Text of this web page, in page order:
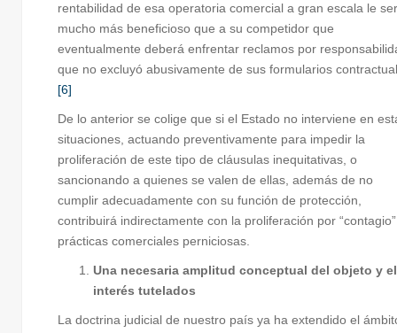
rentabilidad de esa operatoria comercial a gran escala le
mucho más beneficioso que a su competidor que
eventualmente deberá enfrentar reclamos por
que no excluyó abusivamente de sus formularios
[6]
De lo anterior se colige que si el Estado no interviene en
situaciones, actuando preventivamente para impedir la
proliferación de este tipo de cláusulas inequitativas, o
sancionando a quienes se valen de ellas, además de no
cumplir adecuadamente con su función de protección,
contribuirá indirectamente con la proliferación por
prácticas comerciales perniciosas.
Una necesaria amplitud conceptual del objeto y el
interés tutelados
La doctrina judicial de nuestro país ya ha extendido el